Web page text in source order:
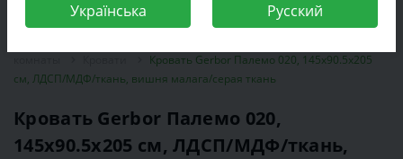
Кровать Gerbor Палемо 020, 145х90.5х205
см, ЛДСП/МДФ/ткань, вишня малага/серая ткань
Кровать Gerbor Палемо 020,
145х90.5х205 см, ЛДСП/МДФ/ткань,
Українська Русский